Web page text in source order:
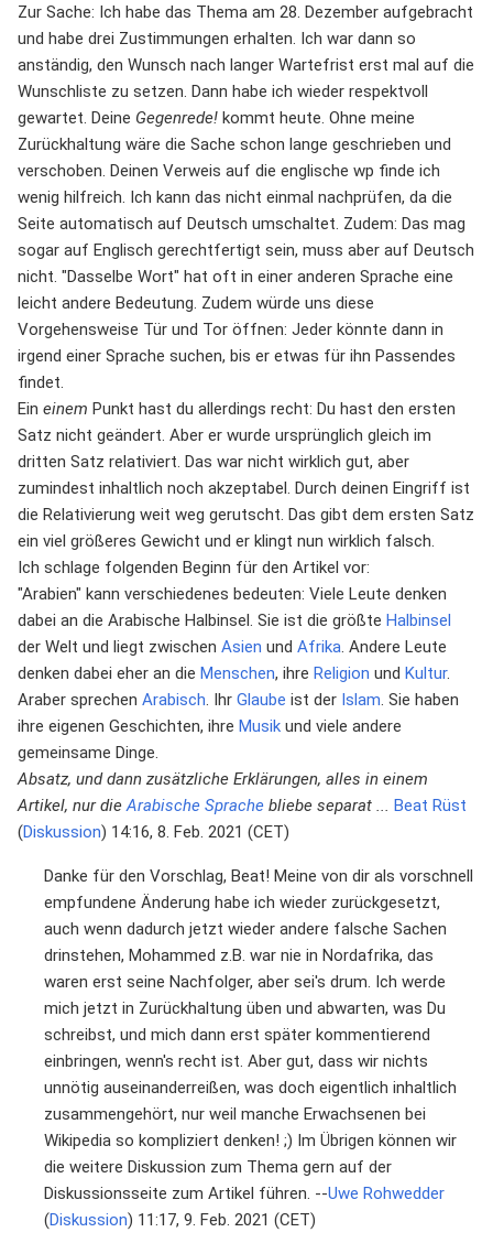
Zur Sache: Ich habe das Thema am 28. Dezember aufgebracht
und habe drei Zustimmungen erhalten. Ich war dann so
anständig, den Wunsch nach langer Wartefrist erst mal auf die
Wunschliste zu setzen. Dann habe ich wieder respektvoll
gewartet. Deine Gegenrede! kommt heute. Ohne meine
Zurückhaltung wäre die Sache schon lange geschrieben und
verschoben. Deinen Verweis auf die englische wp finde ich
wenig hilfreich. Ich kann das nicht einmal nachprüfen, da die
Seite automatisch auf Deutsch umschaltet. Zudem: Das mag
sogar auf Englisch gerechtfertigt sein, muss aber auf Deutsch
nicht. "Dasselbe Wort" hat oft in einer anderen Sprache eine
leicht andere Bedeutung. Zudem würde uns diese
Vorgehensweise Tür und Tor öffnen: Jeder könnte dann in
irgend einer Sprache suchen, bis er etwas für ihn Passendes
findet.
Ein einem Punkt hast du allerdings recht: Du hast den ersten
Satz nicht geändert. Aber er wurde ursprünglich gleich im
dritten Satz relativiert. Das war nicht wirklich gut, aber
zumindest inhaltlich noch akzeptabel. Durch deinen Eingriff ist
die Relativierung weit weg gerutscht. Das gibt dem ersten Satz
ein viel größeres Gewicht und er klingt nun wirklich falsch.
Ich schlage folgenden Beginn für den Artikel vor:
"Arabien" kann verschiedenes bedeuten: Viele Leute denken
dabei an die Arabische Halbinsel. Sie ist die größte Halbinsel
der Welt und liegt zwischen Asien und Afrika. Andere Leute
denken dabei eher an die Menschen, ihre Religion und Kultur.
Araber sprechen Arabisch. Ihr Glaube ist der Islam. Sie haben
ihre eigenen Geschichten, ihre Musik und viele andere
gemeinsame Dinge.
Absatz, und dann zusätzliche Erklärungen, alles in einem
Artikel, nur dieArabische Sprache bliebe separat ... Beat Rüst
(Diskussion) 14:16, 8. Feb. 2021 (CET)
Danke für den Vorschlag, Beat! Meine von dir als vorschnell
empfundene Änderung habe ich wieder zurückgesetzt,
auch wenn dadurch jetzt wieder andere falsche Sachen
drinstehen, Mohammed z.B. war nie in Nordafrika, das
waren erst seine Nachfolger, aber sei's drum. Ich werde
mich jetzt in Zurückhaltung üben und abwarten, was Du
schreibst, und mich dann erst später kommentierend
einbringen, wenn's recht ist. Aber gut, dass wir nichts
unnötig auseinanderreißen, was doch eigentlich inhaltlich
zusammengehört, nur weil manche Erwachsenen bei
Wikipedia so kompliziert denken! ;) Im Übrigen können wir
die weitere Diskussion zum Thema gern auf der
Diskussionsseite zum Artikel führen. --Uwe Rohwedder
(Diskussion) 11:17, 9. Feb. 2021 (CET)